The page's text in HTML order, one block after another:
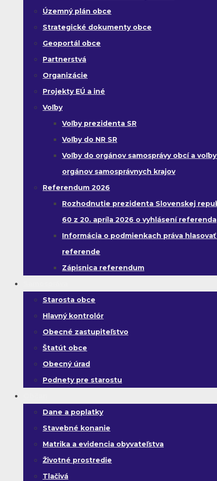
Územný plán obce
Strategické dokumenty obce
Geoportál obce
Partnerstvá
Organizácie
Projekty EÚ a iné
Voľby
Voľby prezidenta SR
Voľby do NR SR
Voľby do orgánov samosprávy obcí a
orgánov samosprávnych krajov
Referendum 2026
Rozhodnutie prezidenta Slovenskej
60 z 20. apríla 2026 o vyhlásení referenda
Informácia o podmienkach práva hlasovať
referende
Zápisnica referendum
Starosta obce
Hlavný kontrolór
Obecné zastupiteľstvo
Štatút obce
Obecný úrad
Podnety pre starostu
Dane a poplatky
Stavebné konanie
Matrika a evidencia obyvateľstva
Životné prostredie
Tlačivá